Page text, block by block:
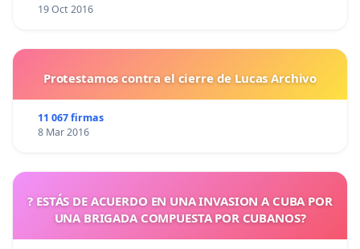
19 Oct 2016
Protestamos contra el cierre de Lucas Archivo
11 067 firmas
8 Mar 2016
? ESTÁS DE ACUERDO EN UNA INVASION A CUBA POR
UNA BRIGADA COMPUESTA POR CUBANOS?